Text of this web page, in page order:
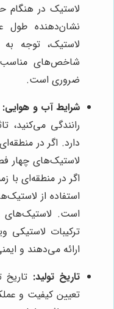
لاستیک در
نشان‌دهنده طول
لاستیک، توجه
شاخص‌های مناسب
ضروری است.
شرایط آب و هوایی:
رانندگی می‌کنید،
دارد. اگر در
لاستیک‌های چهار
اگر در منطقه‌ای با
استفاده از
است. لاستیک‌های
ترکیبات
ارائه می‌دهند و
تاریخ تولید:
تعیین کیفیت و